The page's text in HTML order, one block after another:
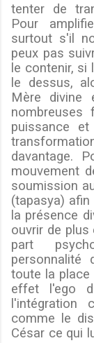
tenter de
Pour
surtout s'il
peux pas
le contenir,
le dessus,
Mère divine
puissance
davantage.
mouvement
soumission
(tapasya)
la présence
ouvrir de plus
part
personnalité
toute la
effet l'ego
l'intégration
comme le
César ce qui